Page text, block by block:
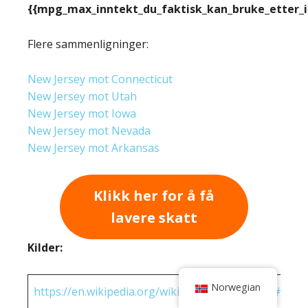
Flere sammenligninger:
New Jersey mot Connecticut
New Jersey mot Utah
New Jersey mot Iowa
New Jersey mot Nevada
New Jersey mot Arkansas
Klikk her for å få
lavere skatt
Kilder:
https://en.wikipedia.org/wiki/ Norwegian